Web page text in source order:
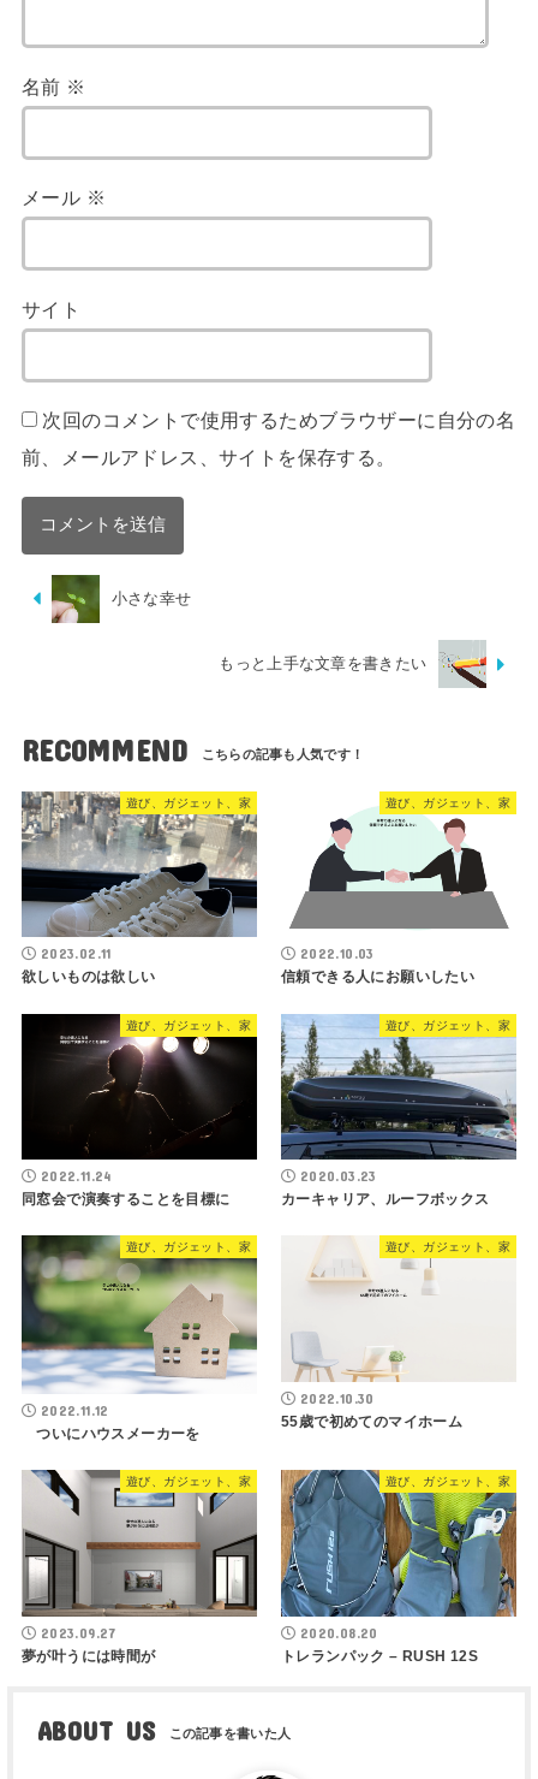
名前 ※
メール ※
サイト
次回のコメントで使用するためブラウザーに自分の名
前、メールアドレス、サイトを保存する。
小さな幸せ
もっと上手な文章を書きたい
RECOMMEND
遊び、ガジェット、家
2023.02.11
欲しいものは欲しい
遊び、ガジェット、家
2022.10.03
信頼できる人にお願いしたい
遊び、ガジェット、家
2022.11.24
同窓会で演奏することを目標に
遊び、ガジェット、家
2020.03.23
カーキャリア、ルーフボックス
遊び、ガジェット、家
2022.11.12
ついにハウスメーカーを
遊び、ガジェット、家
2022.10.30
55歳で初めてのマイホーム
遊び、ガジェット、家
2023.09.27
夢が叶うには時間が
遊び、ガジェット、家
2020.08.20
トレランパック – RUSH 12S
ABOUT US